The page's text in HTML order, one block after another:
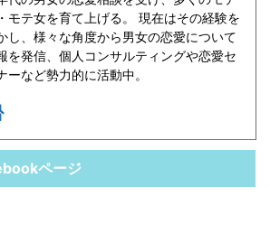
モテ女を育て上げる。 現在はその経験を
し、様々な角度から男女の恋愛について
を発信、個人コンサルティングや恋愛セ
ーなど勢力的に活動中。
ページ